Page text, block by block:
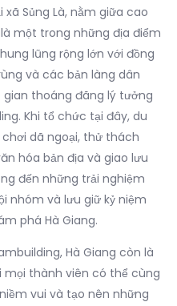
xã Sủng Là, nằm giữa cao
một trong những địa điểm
lũng rộng lớn với đồng
và các bản làng dân
gian thoáng đãng lý tưởng
Khi tổ chức tại đây, du
dã ngoại, thử thách
hóa bản địa và giao lưu
đến những trải nghiệm
nhóm và lưu giữ kỷ niệm
phá Hà Giang.
Hà Giang còn là
thành viên có thể cùng
vui và tạo nên những